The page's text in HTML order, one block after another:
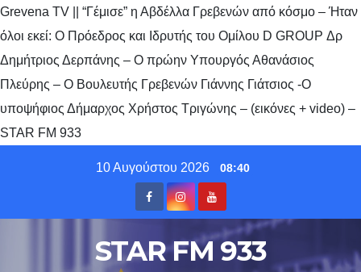
Grevena TV || “Γέμισε” η Αβδέλλα Γρεβενών από κόσμο – Ήταν
όλοι εκεί: O Πρόεδρος και Ιδρυτής του Ομίλου D GROUP Δρ
Δημήτριος Δερπάνης – Ο πρώην Υπουργός Αθανάσιος
Πλεύρης – Ο Βουλευτής Γρεβενών Γιάννης Γιάτσιος -Ο
υποψήφιος Δήμαρχος Χρήστος Τριγώνης – (εικόνες + video) –
STAR FM 933
10 Αυγούστου 2026 08:40
STAR FM 933